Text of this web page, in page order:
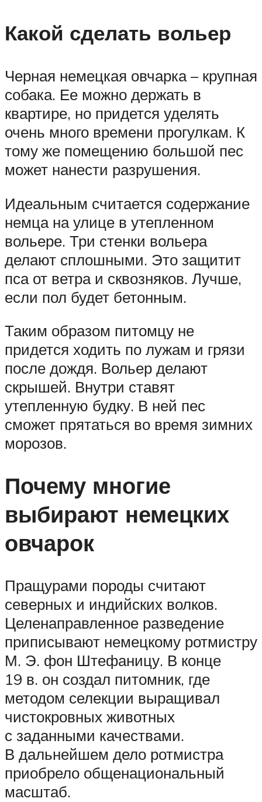
Какой сделать вольер
Черная немецкая овчарка – крупная
собака. Ее можно держать в
квартире, но придется уделять
очень много времени прогулкам. К
тому же помещению большой пес
может нанести разрушения.
Идеальным считается содержание
немца на улице в утепленном
вольере. Три стенки вольера
делают сплошными. Это защитит
пса от ветра и сквозняков. Лучше,
если пол будет бетонным.
Таким образом питомцу не
придется ходить по лужам и грязи
после дождя. Вольер делают
скрышей. Внутри ставят
утепленную будку. В ней пес
сможет прятаться во время зимних
морозов.
Почему многие
выбирают немецких
овчарок
Пращурами породы считают
северных и индийских волков.
Целенаправленное разведение
приписывают немецкому ротмистру
М. Э. фон Штефаницу. В конце
19 в. он создал питомник, где
методом селекции выращивал
чистокровных животных
с заданными качествами.
В дальнейшем дело ротмистра
приобрело общенациональный
масштаб.